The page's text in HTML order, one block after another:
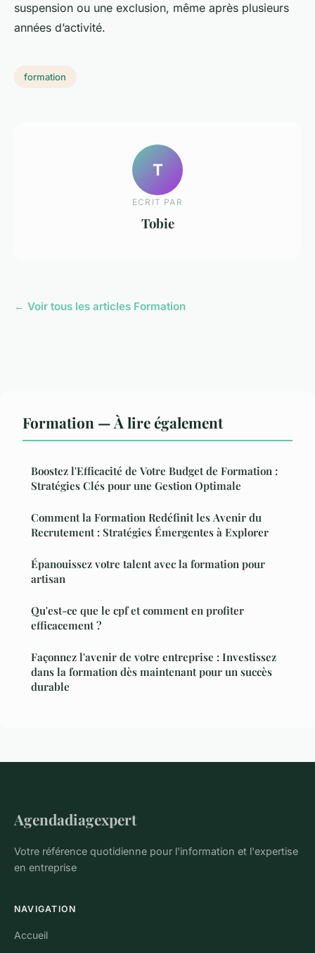
suspension ou une exclusion, même après plusieurs
années d’activité.
formation
T
ECRIT PAR
Tobie
← Voir tous les articles Formation
Formation — À lire également
Boostez l'Efficacité de Votre Budget de Formation :
Stratégies Clés pour une Gestion Optimale
Comment la Formation Redéfinit les Avenir du
Recrutement : Stratégies Émergentes à Explorer
Épanouissez votre talent avec la formation pour
artisan
Qu'est-ce que le cpf et comment en profiter
efficacement ?
Façonnez l'avenir de votre entreprise : Investissez
dans la formation dès maintenant pour un succès
durable
Agendadiagexpert
Votre référence quotidienne pour l'information et l'expertise
en entreprise
NAVIGATION
Accueil